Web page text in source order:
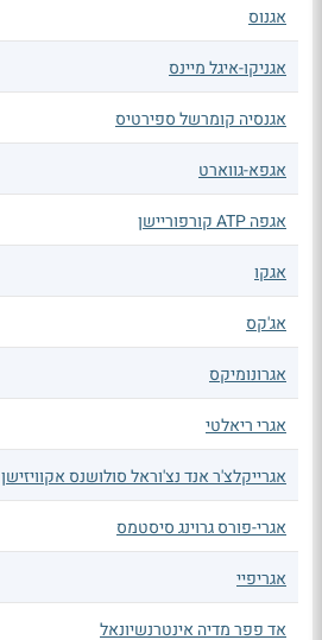
אגנוס
אגניקו-איגל מיינס
אגנסיה קומרשל ספירטיס
אגפא-גווארט
אגפה ATP קורפוריישן
אגקו
אג'קס
אגרונומיקס
אגרי ריאלטי
אגרייקלצ'ר אנד נצ'וראל סולושנס אקוויזישן
אגרי-פורס גרוינג סיסטמס
אגריפיי
אד פפר מדיה אינטרנשיונאל